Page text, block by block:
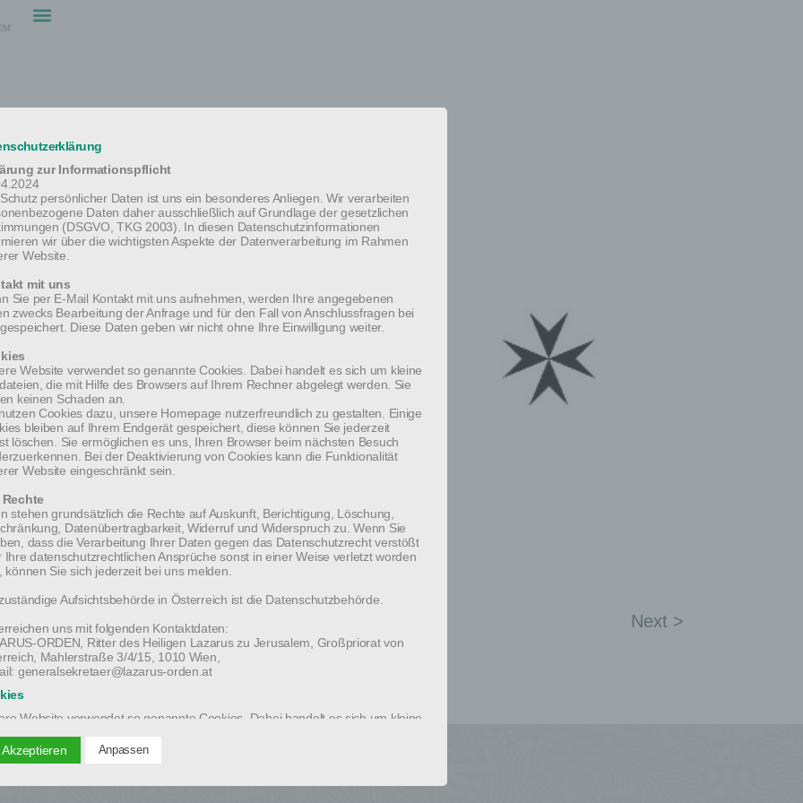
Lackner verstorben
Ritter des Heiligen Lazarus zu Jerusalem im
daß es Gott dem allmächtigen Vater gefallen
Dr. Johannes Lackner
des Lazarus-Ordens
Jänner 2016, im 90. Lebensjahr, in die ewige
Next >
zur Informationspflicht
persönlicher Daten ist uns ein besonderes Anliegen. Wir verarbeiten
Daten daher ausschließlich auf Grundlage der gesetzlichen
(DSGVO, TKG 2003). In diesen Datenschutzinformationen
wir über die wichtigsten Aspekte der Datenverarbeitung im Rahmen
Website.
mit uns
Sie per E-Mail Kontakt mit uns aufnehmen, werden Ihre angegebenen
zwecks Bearbeitung der Anfrage und für den Fall von Anschlussfragen bei
Diese Daten geben wir nicht ohne Ihre Einwilligung weiter.
Website verwendet so genannte Cookies. Dabei handelt es sich um kleine
die mit Hilfe des Browsers auf Ihrem Rechner abgelegt werden. Sie
keinen Schaden an.
Cookies dazu, unsere Homepage nutzerfreundlich zu gestalten. Einige
bleiben auf Ihrem Endgerät gespeichert, diese können Sie jederzeit
löschen. Sie ermöglichen es uns, Ihren Browser beim nächsten Besuch
Bei der Deaktivierung von Cookies kann die Funktionalität
Website eingeschränkt sein.
Rechte
stehen grundsätzlich die Rechte auf Auskunft, Berichtigung, Löschung,
Datenübertragbarkeit, Widerruf und Widerspruch zu. Wenn Sie
dass die Verarbeitung Ihrer Daten gegen das Datenschutzrecht verstößt
Ihre datenschutzrechtlichen Ansprüche sonst in einer Weise verletzt worden
können Sie sich jederzeit bei uns melden.
Aufsichtsbehörde in Österreich ist die Datenschutzbehörde.
uns mit folgenden Kontaktdaten:
ORDEN, Ritter des Heiligen Lazarus zu Jerusalem, Großpriorat von
Mahlerstraße 3/4/15, 1010 Wien,
generalsekretaer@lazarus-orden.at
Website verwendet so genannte Cookies. Dabei handelt es sich um kleine
keinen Schaden an. Wir nutzen Cookies dazu, unsere Homepage
zu gestalten. Einige Cookies bleiben auf Ihrem Endgerät
Browser beim nächsten Besuch wiederzuerkennen. Bei der Deaktivierung
Anpassen